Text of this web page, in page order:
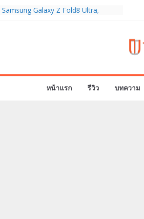
12GB+512GB เปิดคอลเลกชันพร้อม
HUAWEI Pura 90s Series 5G+ ซื้อกับ
True 5G ลดสูงสุด 19,400 บาท พร้อม
หน้าแรก รีวิว บทความ